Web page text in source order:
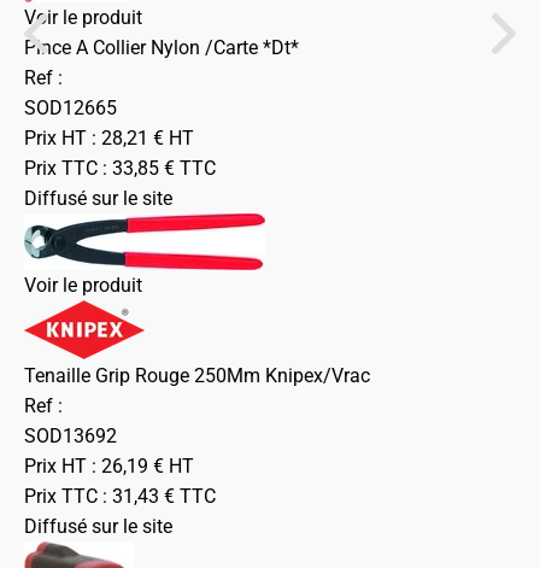
Voir le produit
Pince A Collier Nylon /Carte *Dt*
Ref :
SOD12665
Prix HT : 28,21 € HT
Prix TTC : 33,85 € TTC
Diffusé sur le site
Voir le produit
Tenaille Grip Rouge 250Mm Knipex/Vrac
Ref :
SOD13692
Prix HT : 26,19 € HT
Prix TTC : 31,43 € TTC
Diffusé sur le site